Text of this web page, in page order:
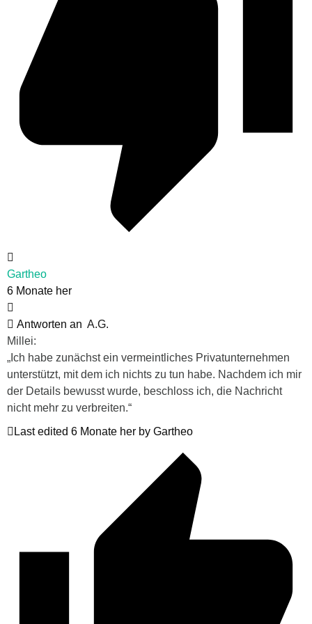
Gartheo
6 Monate her
Antworten an A.G.
Millei:
„Ich habe zunächst ein vermeintliches Privatunternehmen
unterstützt, mit dem ich nichts zu tun habe. Nachdem ich mir
der Details bewusst wurde, beschloss ich, die Nachricht
nicht mehr zu verbreiten.“
Last edited 6 Monate her by Gartheo